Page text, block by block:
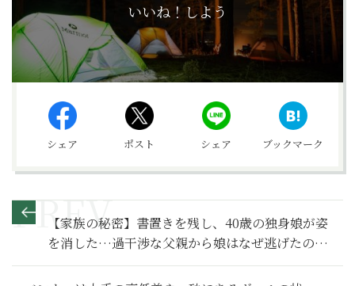
いいね！しよう
シェア ポスト シェア ブックマーク
【家族の秘密】書置きを残し、40歳の独身娘が姿
を消した…過干渉な父親から娘はなぜ逃げたの
か？～その１～